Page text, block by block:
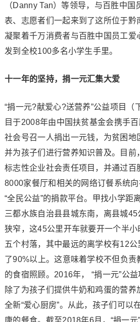
（Danny Tan）等领导，与百胜中
表、志愿者们一起来到了这所位于黔
凝聚着千万消费者与百胜中国员工爱
发到全校100多名小学生手里。
十一年的坚持，捐一元汇集大爱
“捐一元?献爱心?送营养”公益项目（
目于2008年由中国扶贫基金会携手
社会号召一人捐出一元钱，为贫困地
并为孩子们进行营养知识普及。目前
标志性企业社会责任项目，并通过百
8000家餐厅和相关的网络订餐系统
“全民公益”的捐款平台。甲找小学距
三都水族自治县县城东南，离县城
狭窄，这45公里开车就要开一个半
五个村落，其中最远的离学校有12
了90%以上。这意味着学校不但负责
的食宿照顾。2016年， “捐一元”公
除了为孩子们提供牛奶和鸡蛋的营养
全新“爱心厨房”。从此，孩子们可以
康的餐食。截至2018年6月，“捐一